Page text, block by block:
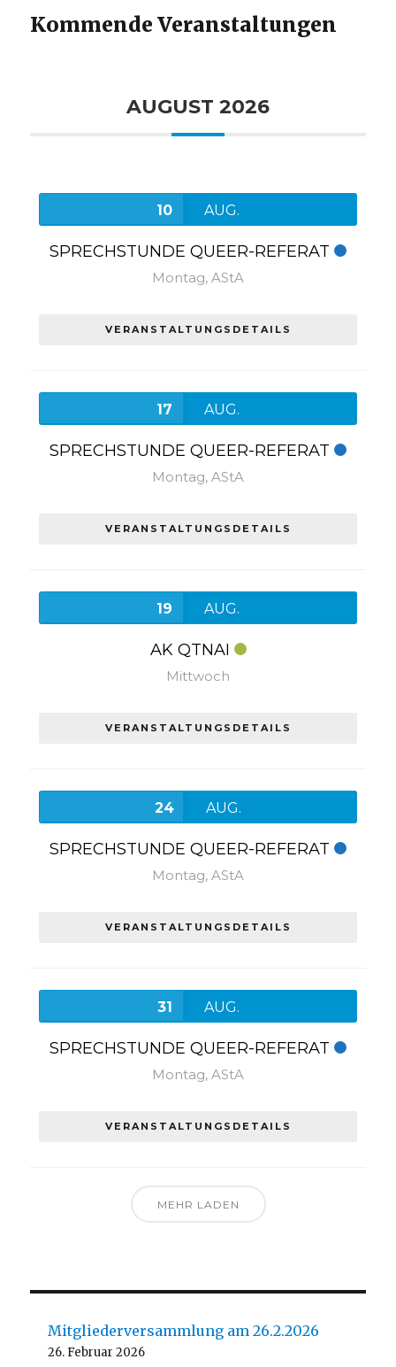
Kommende Veranstaltungen
AUGUST 2026
10 AUG.
SPRECHSTUNDE QUEER-REFERAT
Montag, AStA
VERANSTALTUNGSDETAILS
17 AUG.
SPRECHSTUNDE QUEER-REFERAT
Montag, AStA
VERANSTALTUNGSDETAILS
19 AUG.
AK QTNAI
Mittwoch
VERANSTALTUNGSDETAILS
24 AUG.
SPRECHSTUNDE QUEER-REFERAT
Montag, AStA
VERANSTALTUNGSDETAILS
31 AUG.
SPRECHSTUNDE QUEER-REFERAT
Montag, AStA
VERANSTALTUNGSDETAILS
MEHR LADEN
Mitgliederversammlung am 26.2.2026
26. Februar 2026